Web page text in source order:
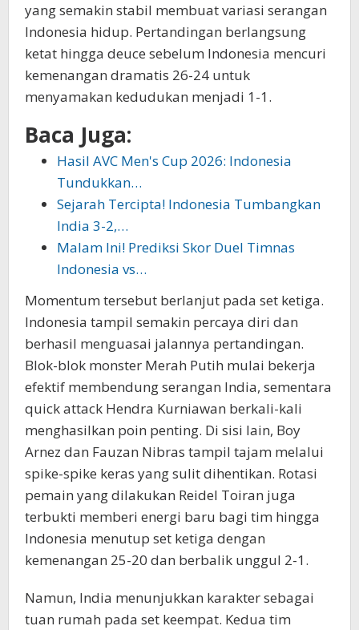
yang semakin stabil membuat variasi serangan
Indonesia hidup. Pertandingan berlangsung
ketat hingga deuce sebelum Indonesia mencuri
kemenangan dramatis 26-24 untuk
menyamakan kedudukan menjadi 1-1.
Baca Juga:
Hasil AVC Men's Cup 2026: Indonesia
Tundukkan…
Sejarah Tercipta! Indonesia Tumbangkan
India 3-2,…
Malam Ini! Prediksi Skor Duel Timnas
Indonesia vs…
Momentum tersebut berlanjut pada set ketiga.
Indonesia tampil semakin percaya diri dan
berhasil menguasai jalannya pertandingan.
Blok-blok monster Merah Putih mulai bekerja
efektif membendung serangan India, sementara
quick attack Hendra Kurniawan berkali-kali
menghasilkan poin penting. Di sisi lain, Boy
Arnez dan Fauzan Nibras tampil tajam melalui
spike-spike keras yang sulit dihentikan. Rotasi
pemain yang dilakukan Reidel Toiran juga
terbukti memberi energi baru bagi tim hingga
Indonesia menutup set ketiga dengan
kemenangan 25-20 dan berbalik unggul 2-1.
Namun, India menunjukkan karakter sebagai
tuan rumah pada set keempat. Kedua tim